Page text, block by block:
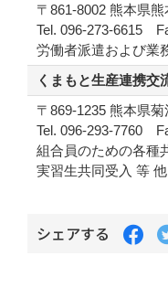
〒861-8002 熊本県
Tel. 096-273-6615
労働者派遣および業
くまもと生産連携交
〒869-1235 熊本県
Tel. 096-293-7760
組合員のための各種
実習生共同受入 等 他
シェアする